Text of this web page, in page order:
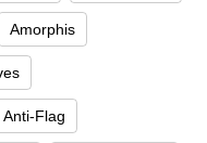
Amorphis
Anti-Flag